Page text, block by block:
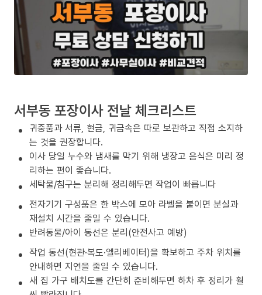
서부동 포장이사 전날 체크리스트
귀중품과 서류, 현금, 귀금속은 따로 보관하고 직접 소지하
는 것을 권장합니다.
이사 당일 누수와 냄새를 막기 위해 냉장고 음식은 미리 정
리하는 편이 좋습니다.
세탁물/침구는 분리해 정리해두면 작업이 빠릅니다
전자기기 구성품은 한 박스에 모아 라벨을 붙이면 분실과
재설치 시간을 줄일 수 있습니다.
반려동물/아이 동선은 분리(안전사고 예방)
작업 동선(현관·복도·엘리베이터)을 확보하고 주차 위치를
안내하면 지연을 줄일 수 있습니다.
새 집 가구 배치도를 간단히 준비해두면 하차 후 정리가 훨